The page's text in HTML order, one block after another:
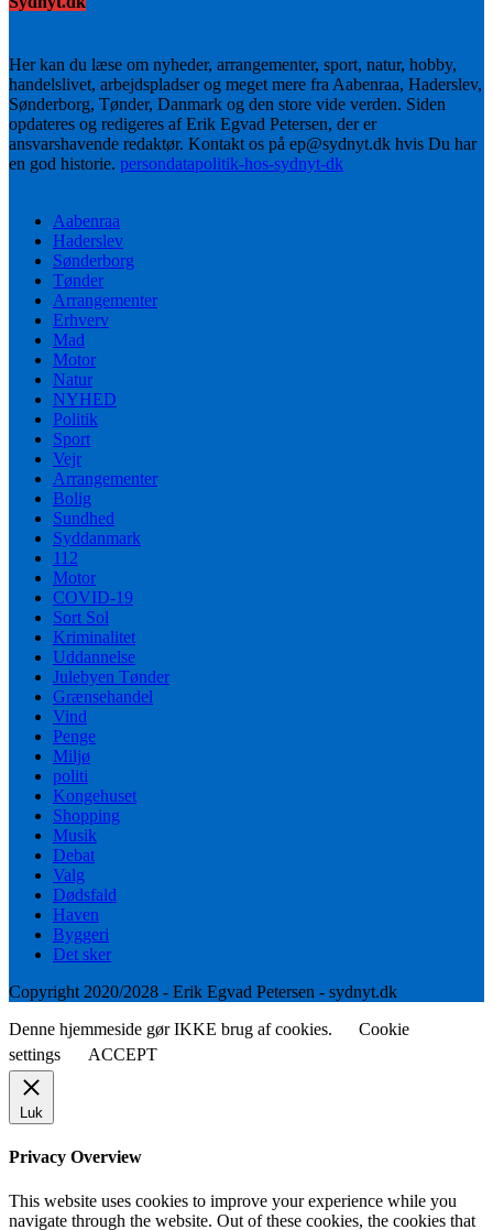
Her kan du læse om nyheder, arrangementer, sport, natur, hobby,
handelslivet, arbejdspladser og meget mere fra Aabenraa, Haderslev,
Sønderborg, Tønder, Danmark og den store vide verden. Siden
opdateres og redigeres af Erik Egvad Petersen, der er
ansvarshavende redaktør. Kontakt os på ep@sydnyt.dk hvis Du har
en god historie. persondatapolitik-hos-sydnyt-dk
Aabenraa
Haderslev
Sønderborg
Tønder
Arrangementer
Erhverv
Mad
Motor
Natur
NYHED
Politik
Sport
Vejr
Arrangementer
Bolig
Sundhed
Syddanmark
112
Motor
COVID-19
Sort Sol
Kriminalitet
Uddannelse
Julebyen Tønder
Grænsehandel
Vind
Penge
Miljø
politi
Kongehuset
Shopping
Musik
Debat
Valg
Dødsfald
Haven
Byggeri
Det sker
Copyright 2020/2028 - Erik Egvad Petersen - sydnyt.dk
Denne hjemmeside gør IKKE brug af cookies.
Cookie
settings
ACCEPT
Luk
Privacy Overview
This website uses cookies to improve your experience while you
navigate through the website. Out of these cookies, the cookies that